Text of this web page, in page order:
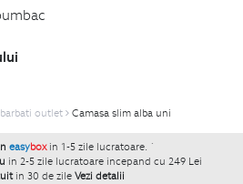
outlet Camasa slim alba uni
easybox in 1-5 zile lucratoare. `
in 2-5 zile lucratoare incepand cu 249 Lei
in 30 de zile Vezi detalii